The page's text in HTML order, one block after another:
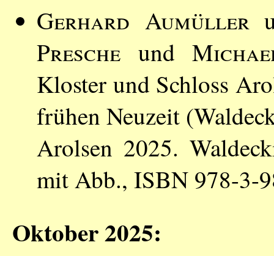
Gerhard Aumüller
Presche und
Kloster und Schloss
frühen Neuzeit
Arolsen 2025.
mit Abb., ISBN 978-3-
Oktober 2025: